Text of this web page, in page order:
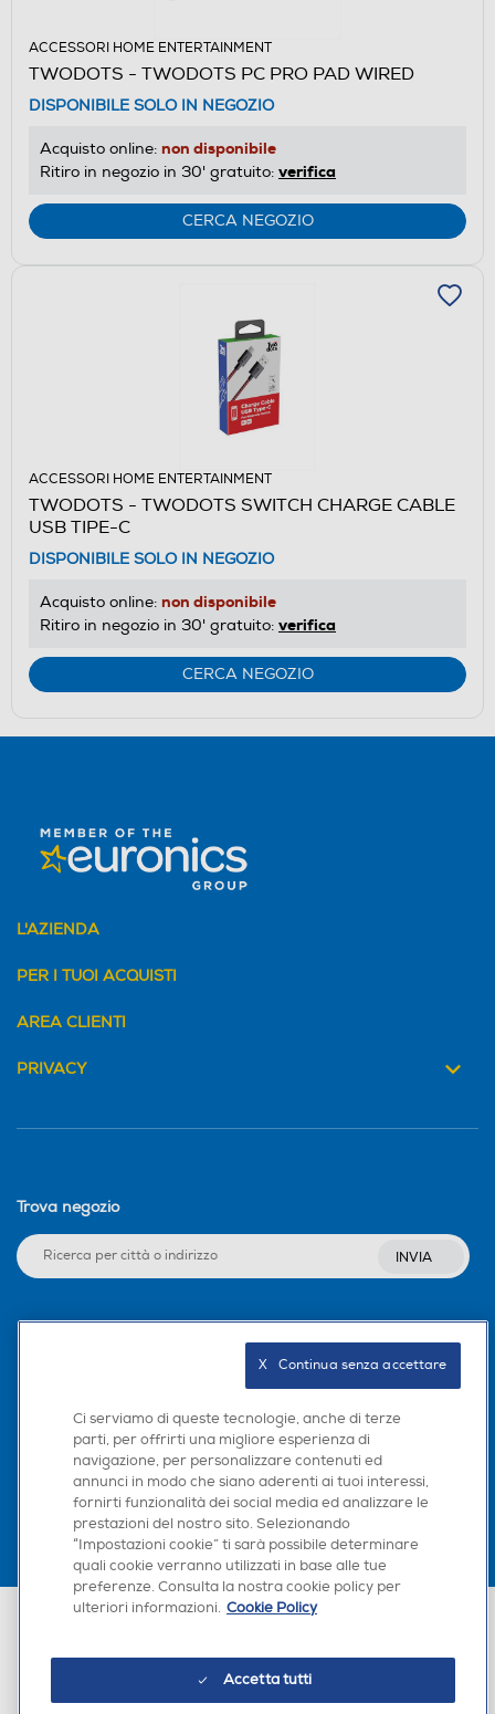
ACCESSORI HOME ENTERTAINMENT
TWODOTS - TWODOTS PC PRO PAD WIRED
DISPONIBILE SOLO IN NEGOZIO
Acquisto online: non disponibile
Ritiro in negozio in 30' gratuito: verifica
CERCA NEGOZIO
ACCESSORI HOME ENTERTAINMENT
TWODOTS - TWODOTS SWITCH CHARGE CABLE
USB TIPE-C
DISPONIBILE SOLO IN NEGOZIO
Acquisto online: non disponibile
Ritiro in negozio in 30' gratuito: verifica
CERCA NEGOZIO
L'AZIENDA
PER I TUOI ACQUISTI
AREA CLIENTI
PRIVACY
Trova negozio
INVIA
Scarica la nostra app
Euronics Italia SpA. Sede legale Via Montefeltro, 6/a 20156 Milano
Ci serviamo di queste tecnologie, anche di terze
parti, per offrirti una migliore esperienza di
navigazione, per personalizzare contenuti ed
annunci in modo che siano aderenti ai tuoi interessi,
fornirti funzionalità dei social media ed analizzare le
prestazioni del nostro sito. Selezionando
“Impostazioni cookie” ti sarà possibile determinare
quali cookie verranno utilizzati in base alle tue
preferenze. Consulta la nostra cookie policy per
ulteriori informazioni. Cookie Policy
Accetta tutti
X   Continua senza accettare